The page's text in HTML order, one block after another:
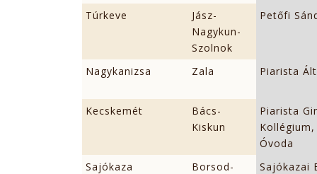
Túrkeve
Jász-
Nagykun-
Szolnok
Petőfi
Nagykanizsa Zala Piarista
Kecskemét
Bács-
Kiskun
Piarista
Óvoda
Sajókaza
Borsod-
Sajókazai